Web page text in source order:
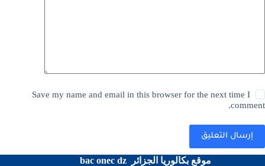
Save my name and email in this browser for the next time I
comment.
إرسال التعليق
موقع بكالوريا الجزائر bac onec dz